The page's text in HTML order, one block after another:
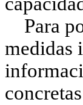
Para
medidas